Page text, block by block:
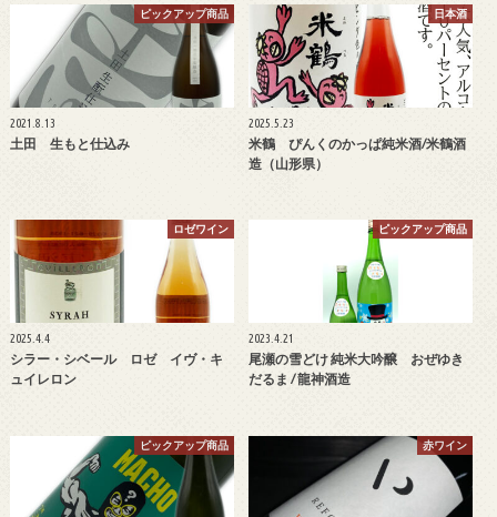
ピックアップ商品
2021.8.13
土田 生もと仕込み
日本酒
2025.5.23
米鶴 ぴんくのかっぱ純米酒/米鶴酒
造（山形県）
ロゼワイン
2025.4.4
シラー・シベール ロゼ イヴ・キ
ュイレロン
ピックアップ商品
2023.4.21
尾瀬の雪どけ 純米大吟醸 おぜゆき
だるま / 龍神酒造
ピックアップ商品 赤ワイン